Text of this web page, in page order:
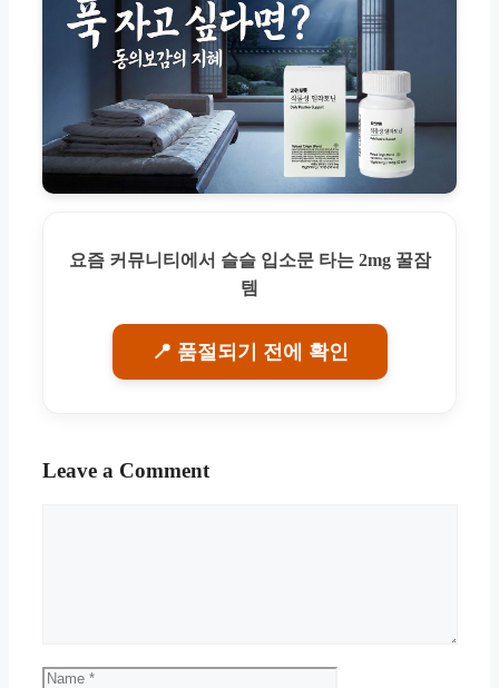
요즘 커뮤니티에서 슬슬 입소문 타는 2mg 꿀잠
템
📍 품절되기 전에 확인
Leave a Comment
Name